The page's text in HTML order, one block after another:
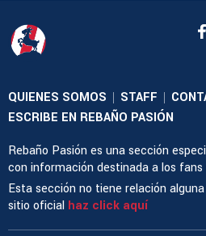
QUIENES SOMOS | STAFF |
ESCRIBE EN REBAÑO PASIÓN
Rebaño Pasión es una sección
con información destinada a los fans
Esta sección no tiene relación
sitio oficial haz click aquí